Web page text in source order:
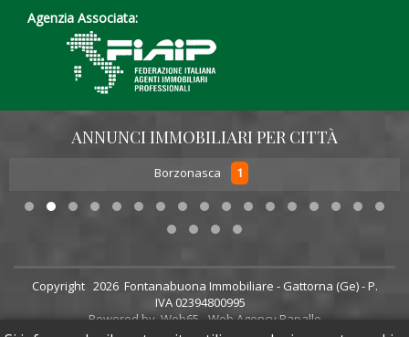
Agenzia Associata:
ANNUNCI IMMOBILIARI PER CITTÀ
Borzonasca 1
Copyright 2026 Fontanabuona Immobiliare - Gattorna (Ge) - P.
IVA 02394800995
Powered byWeb65 - Web Agency Rapallo